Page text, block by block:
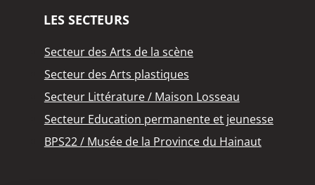
LES SECTEURS
Secteur des Arts de la scène
Secteur des Arts plastiques
Secteur Littérature / Maison Losseau
Secteur Education permanente et jeunesse
BPS22 / Musée de la Province du Hainaut